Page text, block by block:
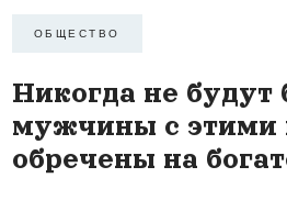
ОБЩЕСТВО
Никогда не будут
мужчины с этими
обречены на